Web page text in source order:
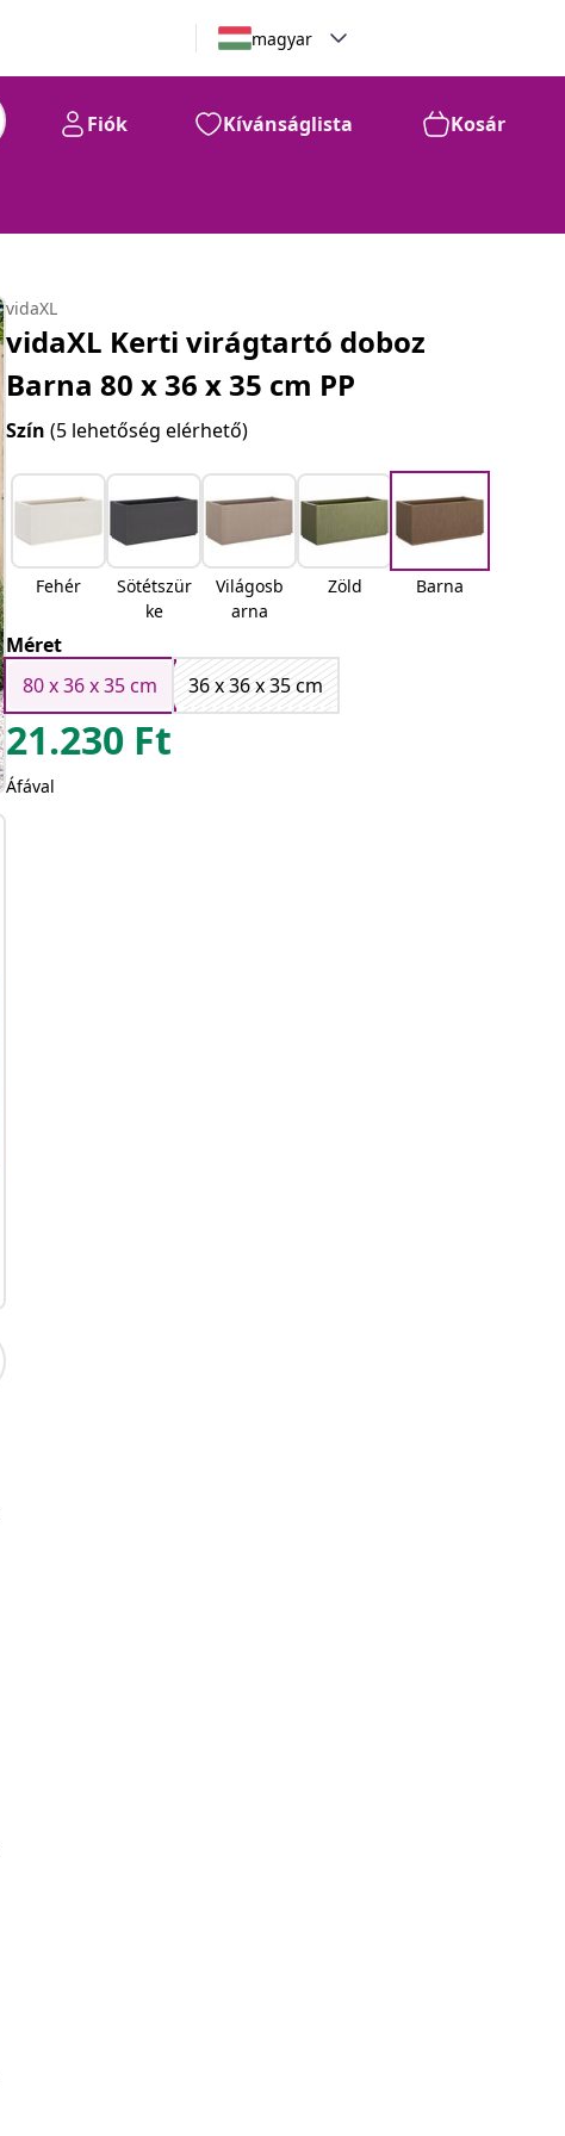
magyar
Fiók Kívánságlista Kosár
vidaXL
vidaXL Kerti virágtartó doboz
Barna 80 x 36 x 35 cm PP
Szín(5 lehetőség elérhető)
Fehér
Sötétszür
ke
Világosb
arna
Zöld Barna
Méret
80 x 36 x 35 cm
36 x 36 x 35 cm
21.230 Ft
Áfával